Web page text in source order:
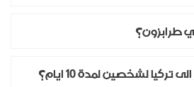
طرابزون؟
تركيا لشخصين لمدة 10 ايام؟